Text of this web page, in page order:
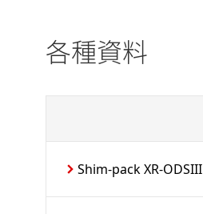
各種資料
Shim-pack XR-ODSIII